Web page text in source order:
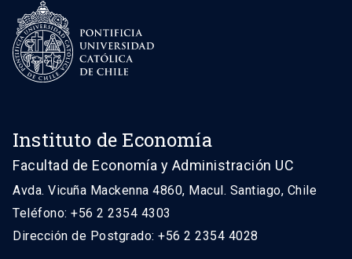
Instituto de Economía
Facultad de Economía y Administración UC
Avda. Vicuña Mackenna 4860, Macul. Santiago, Chile
Teléfono: +56 2 2354 4303
Dirección de Postgrado: +56 2 2354 4028